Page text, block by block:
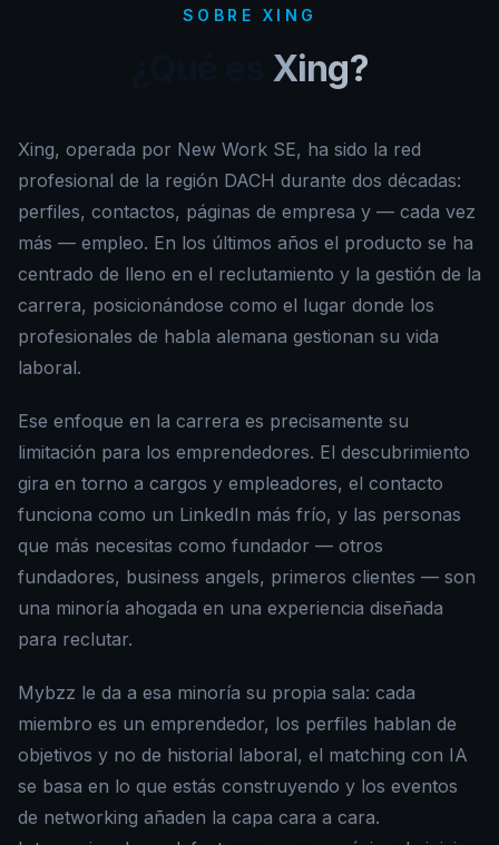
SOBRE XING
Xing?
Xing, operada por New Work SE, ha sido la red
profesional de la región DACH durante dos décadas:
perfiles, contactos, páginas de empresa y — cada vez
más — empleo. En los últimos años el producto se ha
centrado de lleno en el reclutamiento y la gestión de la
carrera, posicionándose como el lugar donde los
profesionales de habla alemana gestionan su vida
laboral.
Ese enfoque en la carrera es precisamente su
limitación para los emprendedores. El descubrimiento
gira en torno a cargos y empleadores, el contacto
funciona como un LinkedIn más frío, y las personas
que más necesitas como fundador — otros
fundadores, business angels, primeros clientes — son
una minoría ahogada en una experiencia diseñada
para reclutar.
Mybzz le da a esa minoría su propia sala: cada
miembro es un emprendedor, los perfiles hablan de
objetivos y no de historial laboral, el matching con IA
se basa en lo que estás construyendo y los eventos
de networking añaden la capa cara a cara.